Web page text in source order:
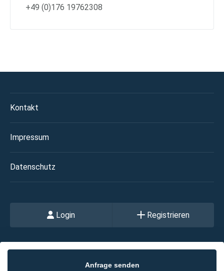
Anfrage senden
+49 (0)176 19762308
Kontakt
Impressum
Datenschutz
Login Registrieren